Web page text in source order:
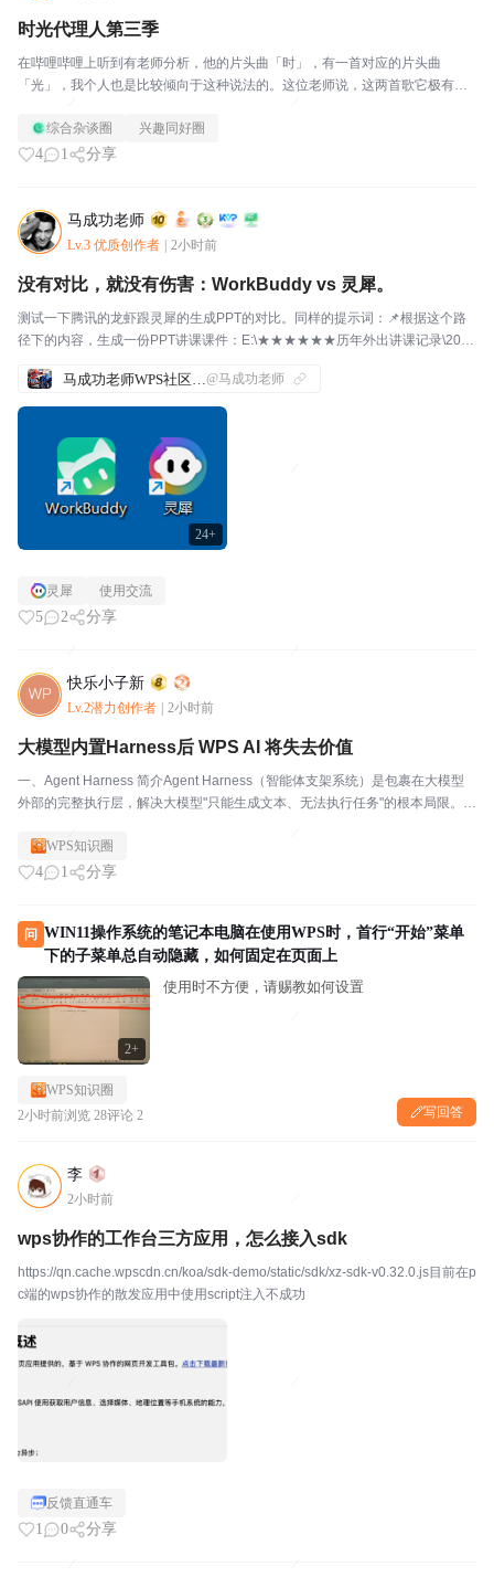
时光代理人第三季
在哔哩哔哩上听到有老师分析，他的片头曲「时」，有一首对应的片头曲
「光」，我个人也是比较倾向于这种说法的。这位老师说，这两首歌它极有可
影，可能在「光」里就站着路光。给我的感觉就是片头曲很温...
综合杂谈圈 兴趣同好圈
4 1 分享
马成功老师
Lv.3 优质创作者 2小时前
24+
没有对比，就没有伤害：WorkBuddy vs 灵犀。
测试一下腾讯的龙虾跟灵犀的生成PPT的对比。同样的提示词：📌根据这个路
径下的内容，生成一份PPT讲课课件：E:\★★★★★★历年外出讲课记录\2026
人心烦意乱的。看看生成的...
@马成功老师
灵犀 使用交流
5 2 分享
快乐小子新
Lv.2潜力创作者 2小时前
大模型内置Harness后 WPS AI 将失去价值
一、Agent Harness 简介Agent Harness（智能体支架系统）是包裹在大模型
外部的完整执行层，解决大模型"只能生成文本、无法执行任务"的根本局限。H
程... WPS知识圈
4 1 分享
问 WIN11操作系统的笔记本电脑在使用WPS时，首行“开始”菜单
下的子菜单总自动隐藏，如何固定在页面上
2+
使用时不方便，请赐教如何设置
WPS知识圈
2小时前浏览 28评论 2 写回答
李
2小时前
wps协作的工作台三方应用，怎么接入sdk
https://qn.cache.wpscdn.cn/koa/sdk-demo/static/sdk/xz-sdk-v0.32.0.js目前在p
c端的wps协作的散发应用中使用script注入不成功
反馈直通车
1 0 分享